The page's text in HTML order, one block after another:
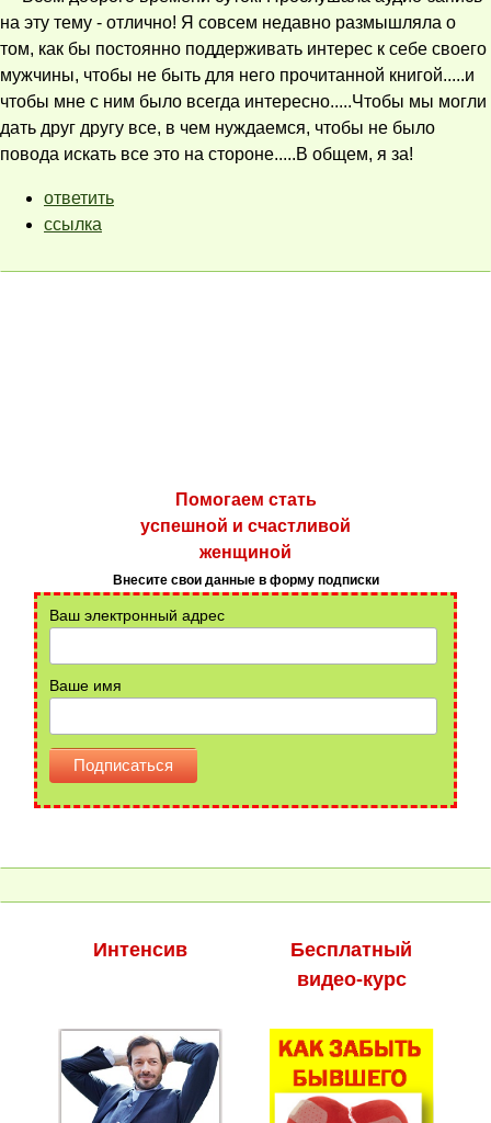
на эту тему - отлично! Я совсем недавно размышляла о
том, как бы постоянно поддерживать интерес к себе своего
мужчины, чтобы не быть для него прочитанной книгой.....и
чтобы мне с ним было всегда интересно.....Чтобы мы могли
дать друг другу все, в чем нуждаемся, чтобы не было
повода искать все это на стороне.....В общем, я за!
ответить
ссылка
Помогаем стать
успешной и счастливой
женщиной
Внесите свои данные в форму подписки
Ваш электронный адрес
Ваше имя
Интенсив
Бесплатный
видео-курс